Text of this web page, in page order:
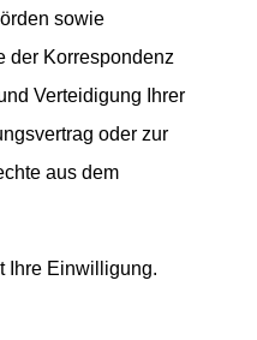
sowie
der Korrespondenz
Verteidigung Ihrer
oder zur
aus dem
Ihre Einwilligung.